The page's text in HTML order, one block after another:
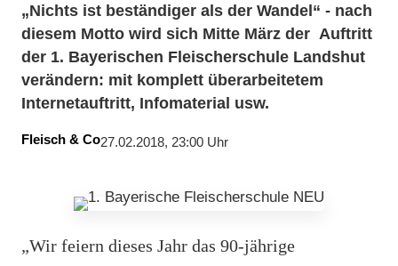
„Nichts ist beständiger als der Wandel“ - nach
diesem Motto wird sich Mitte März der Auftritt
der 1. Bayerischen Fleischerschule Landshut
verändern: mit komplett überarbeitetem
Internetauftritt, Infomaterial usw.
Fleisch & Co27.02.2018, 23:00 Uhr
„Wir feiern dieses Jahr das 90-jährige